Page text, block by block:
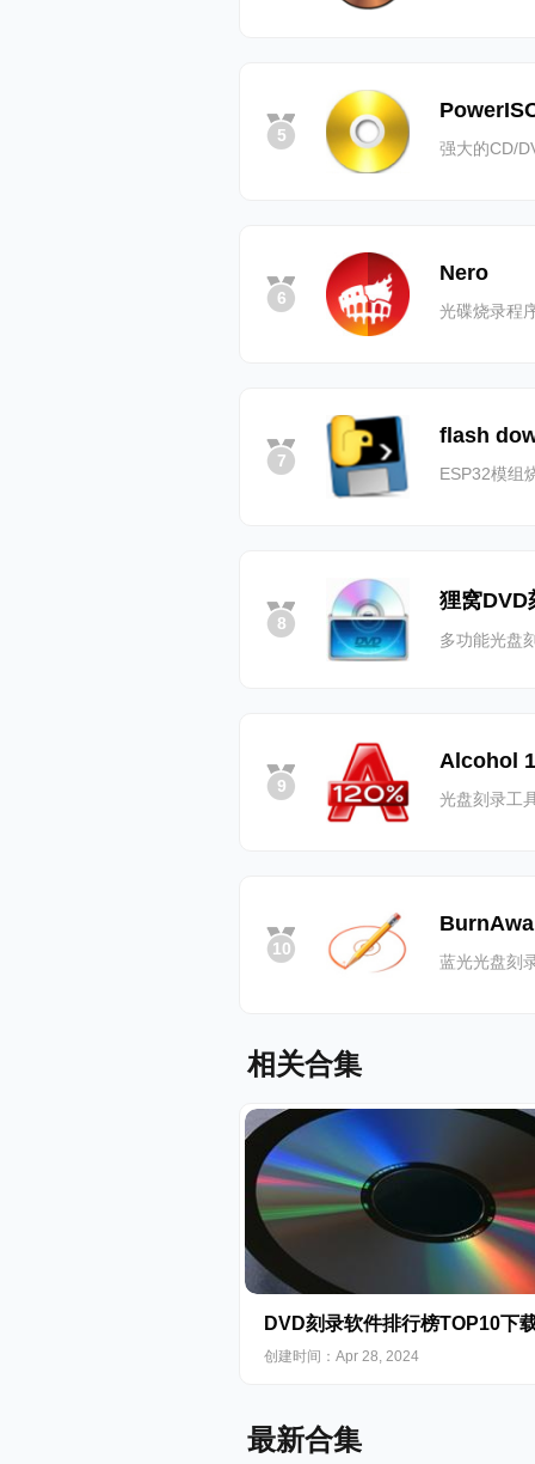
5
强大的CD/
6
Nero
光碟烧录程
7
flash
ESP32模组
8
狸窝DVD
多功能光盘
9
Alcohol
光盘刻录工
10
蓝光光盘刻
相关合集
DVD刻录软件排行榜TOP10下
创建时间：Apr 28, 2024
最新合集